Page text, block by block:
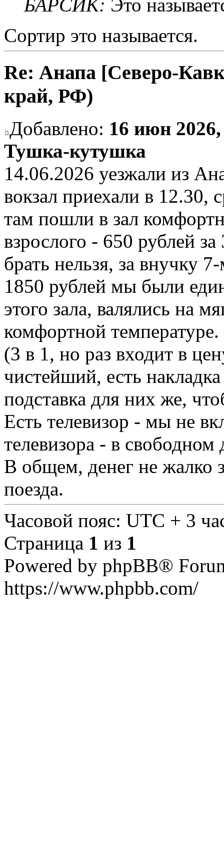
БАРСИК: Это
Сортир это называется.
Re: Анапа [Северо-
край, РФ)
Добавлено: 16 июн
Тушка-кутушка
14.06.2026 уезжали из
вокзал приехали в 12.30,
там пошли в зал
взрослого - 650 рублей
брать нельзя, за внучку
1850 рублей мы были
этого зала, валялись на
комфортной
(3 в 1, но раз входит в
чистейший, есть
подставка для них же,
Есть телевизор - мы не
телевизора - в свободном
В общем, денег не жалко
поезда.
Часовой пояс: UTC + 3
Страница 1 из 1
Powered by phpBB®
https://www.phpbb.com/